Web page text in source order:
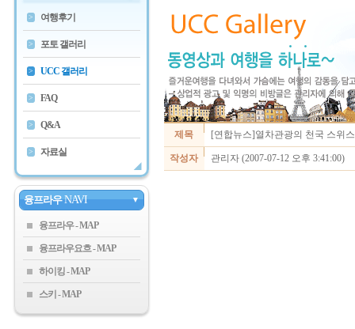
> 여행후기
> 포토 갤러리
> UCC 갤러리
> FAQ
> Q&A
> 자료실
융프라우 NAVI ▼
융프라우
융프라우요흐
하이킹
스키
제목 [연합뉴스]열차관광의 천국 스위
작성자 관리자 (2007-07-12 오후 3:41:00)